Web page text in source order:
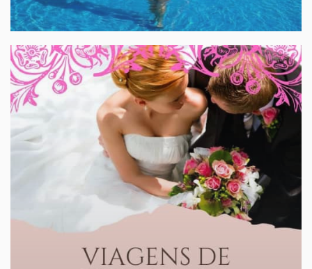
HOTÉIS E RESORTS
Os melhores estão aqui!
Nacionais, Internacionais, praia, campo ou ski
sob-consulta
» Reserve aqui!